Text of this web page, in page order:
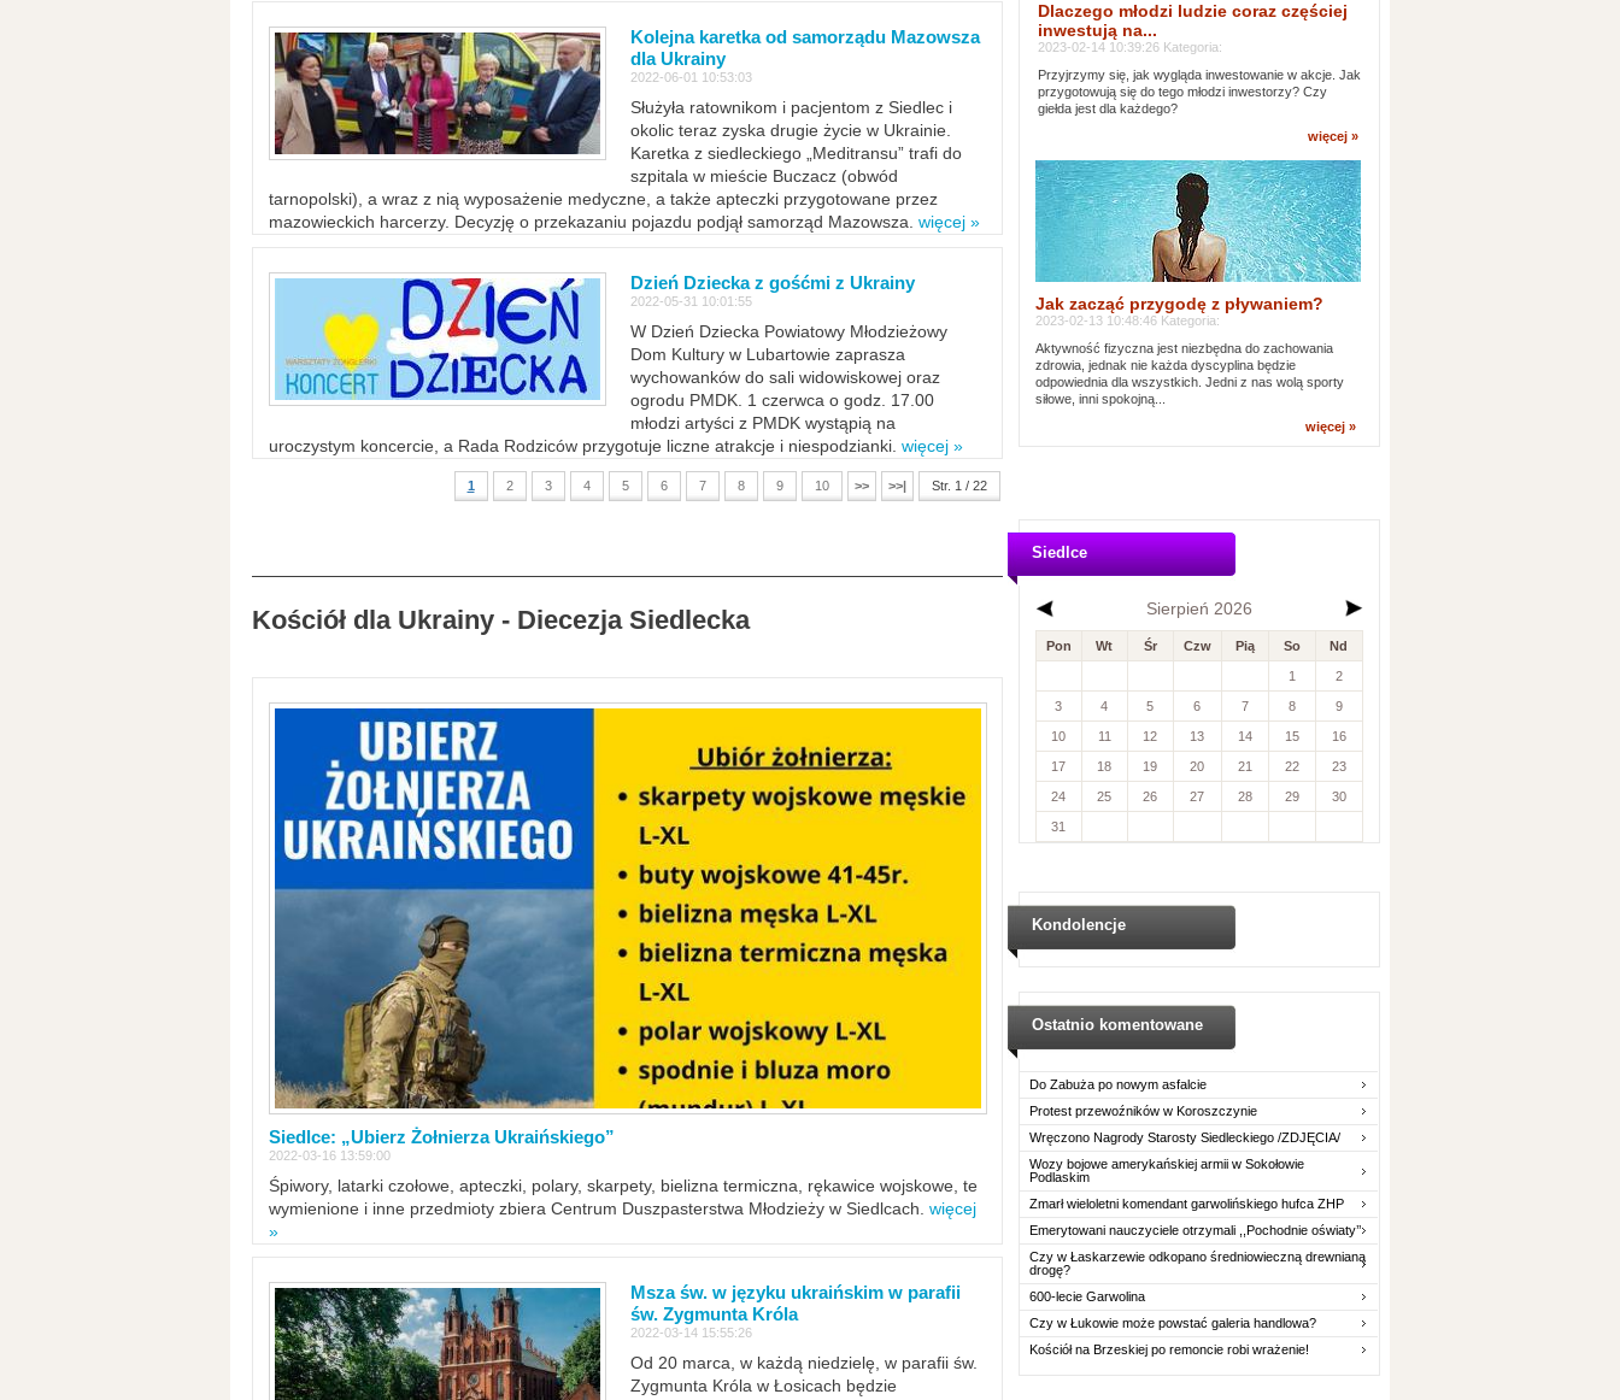
Kolejna karetka od samorządu Mazowsza
dla Ukrainy
2022-06-01 10:53:03
Służyła ratownikom i pacjentom z Siedlec i
okolic teraz zyska drugie życie w Ukrainie.
Karetka z siedleckiego „Meditransu” trafi do
szpitala w mieście Buczacz (obwód
tarnopolski), a wraz z nią wyposażenie medyczne, a także apteczki przygotowane przez
mazowieckich harcerzy. Decyzję o przekazaniu pojazdu podjął samorząd Mazowsza. więcej »
Dzień Dziecka z gośćmi z Ukrainy
2022-05-31 10:01:55
W Dzień Dziecka Powiatowy Młodzieżowy
Dom Kultury w Lubartowie zaprasza
wychowanków do sali widowiskowej oraz
ogrodu PMDK. 1 czerwca o godz. 17.00
młodzi artyści z PMDK wystąpią na
uroczystym koncercie, a Rada Rodziców przygotuje liczne atrakcje i niespodzianki. więcej »
1 2 3 4 5 6 7 8 9 10 >> >>| Str. 1 / 22
Kościół dla Ukrainy - Diecezja Siedlecka
Siedlce: „Ubierz Żołnierza Ukraińskiego”
2022-03-16 13:59:00
Śpiwory, latarki czołowe, apteczki, polary, skarpety, bielizna termiczna, rękawice wojskowe, te
wymienione i inne przedmioty zbiera Centrum Duszpasterstwa Młodzieży w Siedlcach. więcej
»
Msza św. w języku ukraińskim w parafii
św. Zygmunta Króla
2022-03-14 15:55:26
Od 20 marca, w każdą niedzielę, w parafii św.
Zygmunta Króla w Łosicach będzie
Dlaczego młodzi ludzie coraz częściej
inwestują na...
2023-02-14 10:39:26 Kategoria:
Przyjrzymy się, jak wygląda inwestowanie w akcje. Jak
przygotowują się do tego młodzi inwestorzy? Czy
giełda jest dla każdego?
więcej »
Jak zacząć przygodę z pływaniem?
2023-02-13 10:48:46 Kategoria:
Aktywność fizyczna jest niezbędna do zachowania
zdrowia, jednak nie każda dyscyplina będzie
odpowiednia dla wszystkich. Jedni z nas wolą sporty
siłowe, inni spokojną...
więcej »
Siedlce
Sierpień 2026
Pon Wt Śr Czw Pią So Nd
1 2
3 4 5 6 7 8 9
10 11 12 13 14 15 16
17 18 19 20 21 22 23
24 25 26 27 28 29 30
31
Kondolencje
Ostatnio komentowane
Do Zabuża po nowym asfalcie
Protest przewoźników w Koroszczynie
Wręczono Nagrody Starosty Siedleckiego /ZDJĘCIA/
Wozy bojowe amerykańskiej armii w Sokołowie
Podlaskim
Zmarł wieloletni komendant garwolińskiego hufca ZHP
Emerytowani nauczyciele otrzymali ,,Pochodnie oświaty’’
Czy w Łaskarzewie odkopano średniowieczną drewnianą
drogę?
600-lecie Garwolina
Czy w Łukowie może powstać galeria handlowa?
Kościół na Brzeskiej po remoncie robi wrażenie!